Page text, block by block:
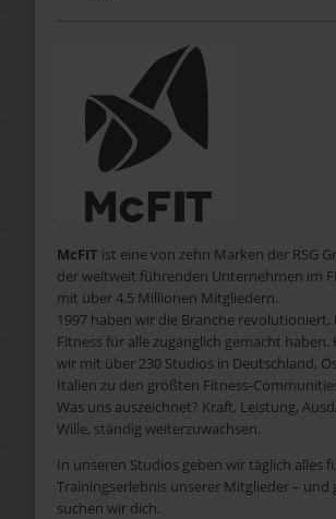
McFIT ist eine von zehn Marken der RSG
der weltweit führenden Unternehmen im
mit über 4,5 Millionen Mitgliedern.
1997 haben wir die Branche revolutioniert,
Fitness für alle zugänglich gemacht
wir mit über 230 Studios in Deutschland,
Italien zu den größten Fitness-
Was uns auszeichnet? Kraft, Leistung,
Wille, ständig weiterzuwachsen.
In unseren Studios geben wir täglich alles
Trainingserlebnis unserer Mitglieder – und
suchen wir dich.